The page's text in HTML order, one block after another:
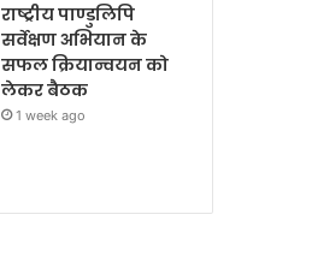
राष्ट्रीय पाण्डुलिपि
सर्वेक्षण अभियान के
सफल क्रियान्वयन को
लेकर बैठक
1 week ago